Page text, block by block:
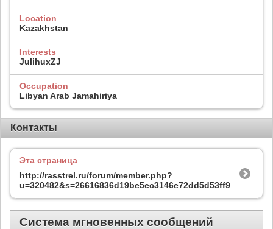
Location
Kazakhstan
Interests
JulihuxZJ
Occupation
Libyan Arab Jamahiriya
Контакты
Эта страница
http://rasstrel.ru/forum/member.php?
u=320482&s=26616836d19be5ec3146e72dd5d53ff9
Система мгновенных сообщений